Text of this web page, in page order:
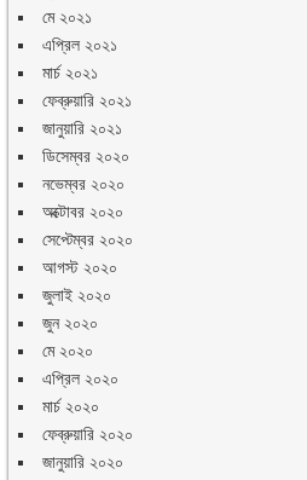
মে ২০২১
এপ্রিল ২০২১
মার্চ ২০২১
ফেব্রুয়ারি ২০২১
জানুয়ারি ২০২১
ডিসেম্বর ২০২০
নভেম্বর ২০২০
অক্টোবর ২০২০
সেপ্টেম্বর ২০২০
আগস্ট ২০২০
জুলাই ২০২০
জুন ২০২০
মে ২০২০
এপ্রিল ২০২০
মার্চ ২০২০
ফেব্রুয়ারি ২০২০
জানুয়ারি ২০২০